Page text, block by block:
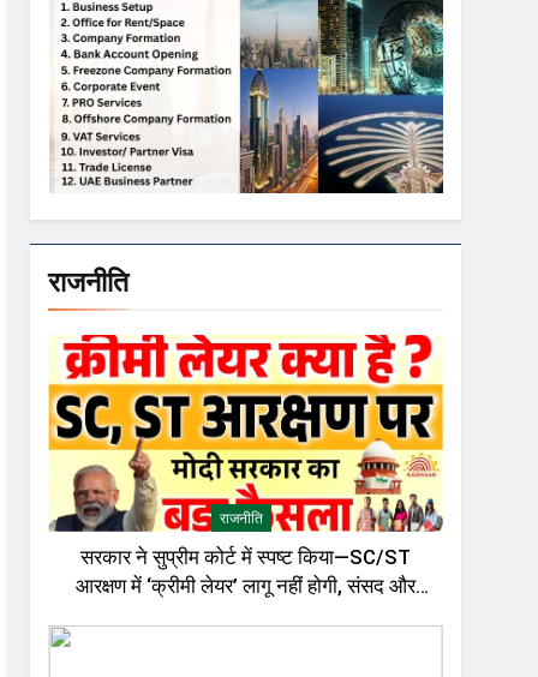
राजनीति
राजनीति
सरकार ने सुप्रीम कोर्ट में स्पष्ट किया—SC/ST
आरक्षण में ‘क्रीमी लेयर’ लागू नहीं होगी, संसद और